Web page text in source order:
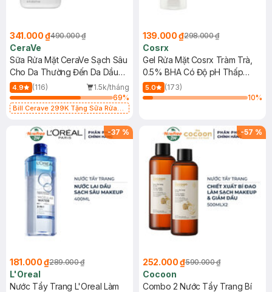
341.000 ₫490.000 ₫
CeraVe
Sữa Rửa Mặt CeraVe Sạch Sâu
Cho Da Thường Đến Da Dầu
473ml
4.9 (116)
1.5k/tháng
69%
Bill Cerave 299K Tặng Sữa Rửa
139.000 ₫298.000 ₫
Cosrx
Gel Rửa Mặt Cosrx Tràm Trà,
0.5% BHA Có Độ pH Thấp
150ml
5.0
(173)
10%
-37 %
181.000 ₫289.000 ₫
L'Oreal
Nước Tẩy Trang L'Oreal Làm
-57 %
252.000 ₫590.000 ₫
Cocoon
Combo 2 Nước Tẩy Trang Bí